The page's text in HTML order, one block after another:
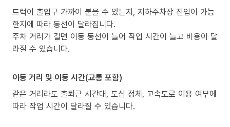
트럭이 출입구 가까이 붙을 수 있는지, 지하주차장 진입이 가능
한지에 따라 동선이 달라집니다.
주차 거리가 길면 이동 동선이 늘어 작업 시간이 늘고 비용이 달
라질 수 있습니다.
이동 거리 및 이동 시간(교통 포함)
같은 거리라도 출퇴근 시간대, 도심 정체, 고속도로 이용 여부에
따라 작업 시간이 달라질 수 있습니다.